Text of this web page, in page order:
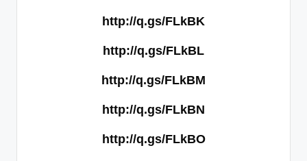
http://q.gs/FLkBK
http://q.gs/FLkBL
http://q.gs/FLkBM
http://q.gs/FLkBN
http://q.gs/FLkBO